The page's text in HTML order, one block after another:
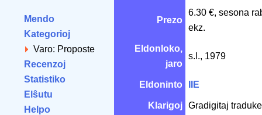
Mendo
Kategorioj
Varo: Proposte
Recenzoj
Statistiko
Elŝutu
Helpo
Prezo
6.30 €, sesona
ekz.
Eldonloko,
jaro
s.l., 1979
Eldoninto IIE
Klarigoj Gradigitaj